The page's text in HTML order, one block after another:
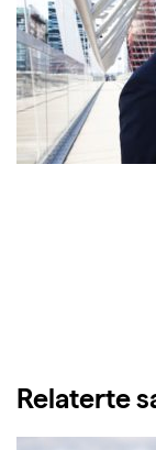
Relaterte